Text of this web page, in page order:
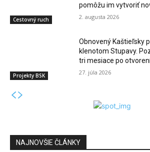
Cestovný ruch
pomôžu im vytvoriť
2. augusta 2026
Projekty BSK
Obnovený Kaštieľsky
klenotom Stupavy.
tri mesiace po
27. júla 2026
NAJNOVŠIE ČLÁNKY